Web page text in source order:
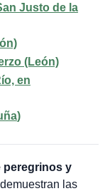
Justo de la
(León)
en
)
peregrinos y
las